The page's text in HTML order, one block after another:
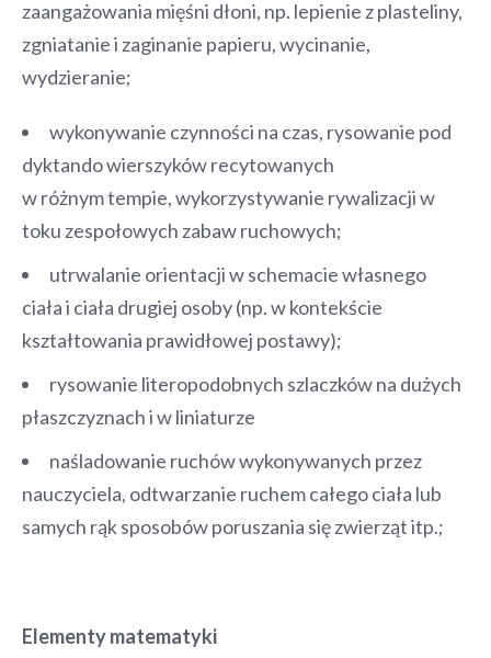
zaangażowania mięśni dłoni, np. lepienie z plasteliny,
zgniatanie i zaginanie papieru, wycinanie,
wydzieranie;
wykonywanie czynności na czas, rysowanie pod
dyktando wierszyków recytowanych
w różnym tempie, wykorzystywanie rywalizacji w
toku zespołowych zabaw ruchowych;
utrwalanie orientacji w schemacie własnego
ciała i ciała drugiej osoby (np. w kontekście
kształtowania prawidłowej postawy);
rysowanie literopodobnych szlaczków na dużych
płaszczyznach i w liniaturze
naśladowanie ruchów wykonywanych przez
nauczyciela, odtwarzanie ruchem całego ciała lub
samych rąk sposobów poruszania się zwierząt itp.;
Elementy matematyki